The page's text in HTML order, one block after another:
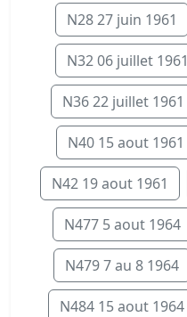
N28 27 juin 1961
N32 06 juillet 1961
N36 22 juillet 1961
N40 15 aout 1961
N42 19 aout 1961
N477 5 aout 1964
N479 7 au 8 1964
N484 15 aout 1964